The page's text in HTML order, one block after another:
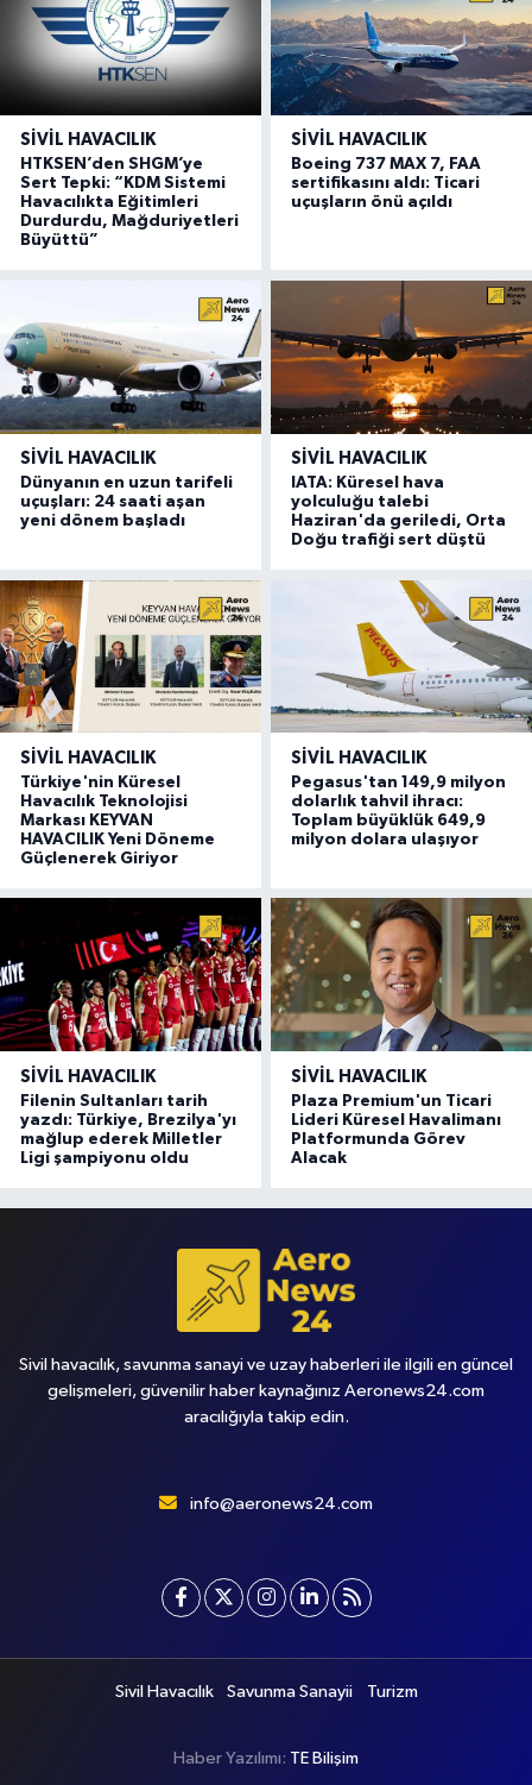
SIVIL HAVACILIK
HTKSEN’den SHGM’ye
Sert Tepki: “KDM Sistemi
Havacılıkta Eğitimleri
Durdurdu, Mağduriyetleri
Büyüttü”
SIVIL HAVACILIK
Boeing 737 MAX 7, FAA
sertifikasını aldı: Ticari
uçuşların önü açıldı
SIVIL HAVACILIK
Dünyanın en uzun tarifeli
uçuşları: 24 saati aşan
yeni dönem başladı
SIVIL HAVACILIK
IATA: Küresel hava
yolculuğu talebi
Haziran'da geriledi, Orta
Doğu trafiği sert düştü
SIVIL HAVACILIK
Türkiye'nin Küresel
Havacılık Teknolojisi
Markası KEYVAN
HAVACILIK Yeni Döneme
Güçlenerek Giriyor
SIVIL HAVACILIK
Pegasus'tan 149,9 milyon
dolarlık tahvil ihracı:
Toplam büyüklük 649,9
milyon dolara ulaşıyor
SIVIL HAVACILIK
Filenin Sultanları tarih
yazdı: Türkiye, Brezilya'yı
mağlup ederek Milletler
Ligi şampiyonu oldu
SIVIL HAVACILIK
Plaza Premium'un Ticari
Lideri Küresel Havalimanı
Platformunda Görev
Alacak
Sivil havacılık, savunma sanayi ve uzay haberleri ile ilgili en güncel
gelişmeleri, güvenilir haber kaynağınız Aeronews24.com
aracılığıyla takip edin.
info@aeronews24.com
Sivil Havacılık Savunma Sanayii Turizm
Haber Yazılımı: TE Bilişim